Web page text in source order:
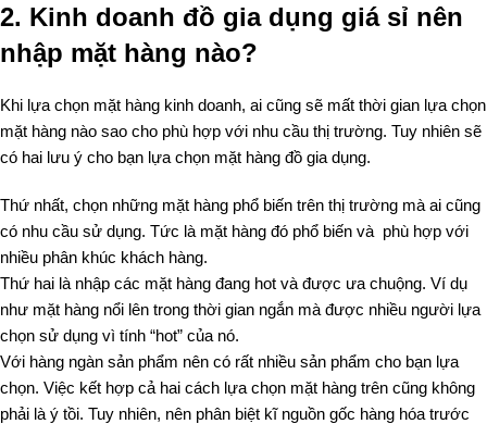
2. Kinh doanh đồ gia dụng giá sỉ nên
nhập mặt hàng nào?
Khi lựa chọn mặt hàng kinh doanh, ai cũng sẽ mất thời gian lựa chọn
mặt hàng nào sao cho phù hợp với nhu cầu thị trường. Tuy nhiên sẽ
có hai lưu ý cho bạn lựa chọn mặt hàng đồ gia dụng.
Thứ nhất, chọn những mặt hàng phổ biến trên thị trường mà ai cũng
có nhu cầu sử dụng. Tức là mặt hàng đó phổ biến và phù hợp với
nhiều phân khúc khách hàng.
Thứ hai là nhập các mặt hàng đang hot và được ưa chuộng. Ví dụ
như mặt hàng nổi lên trong thời gian ngắn mà được nhiều người lựa
chọn sử dụng vì tính “hot” của nó.
Với hàng ngàn sản phẩm nên có rất nhiều sản phẩm cho bạn lựa
chọn. Việc kết hợp cả hai cách lựa chọn mặt hàng trên cũng không
phải là ý tồi. Tuy nhiên, nên phân biệt kĩ nguồn gốc hàng hóa trước